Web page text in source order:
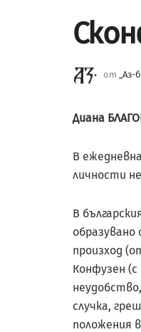
от „Аз-
Диана
В
личности
В
произход
Конфузен
случка,
положения